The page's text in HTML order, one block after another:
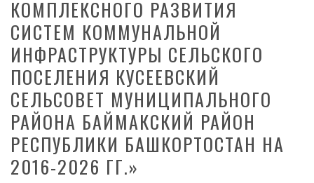
КОМПЛЕКСНОГО РАЗВИТИЯ
СИСТЕМ КОММУНАЛЬНОЙ
ИНФРАСТРУКТУРЫ СЕЛЬСКОГО
ПОСЕЛЕНИЯ КУСЕЕВСКИЙ
СЕЛЬСОВЕТ МУНИЦИПАЛЬНОГО
РАЙОНА БАЙМАКСКИЙ РАЙОН
РЕСПУБЛИКИ БАШКОРТОСТАН НА
2016-2026 ГГ.»